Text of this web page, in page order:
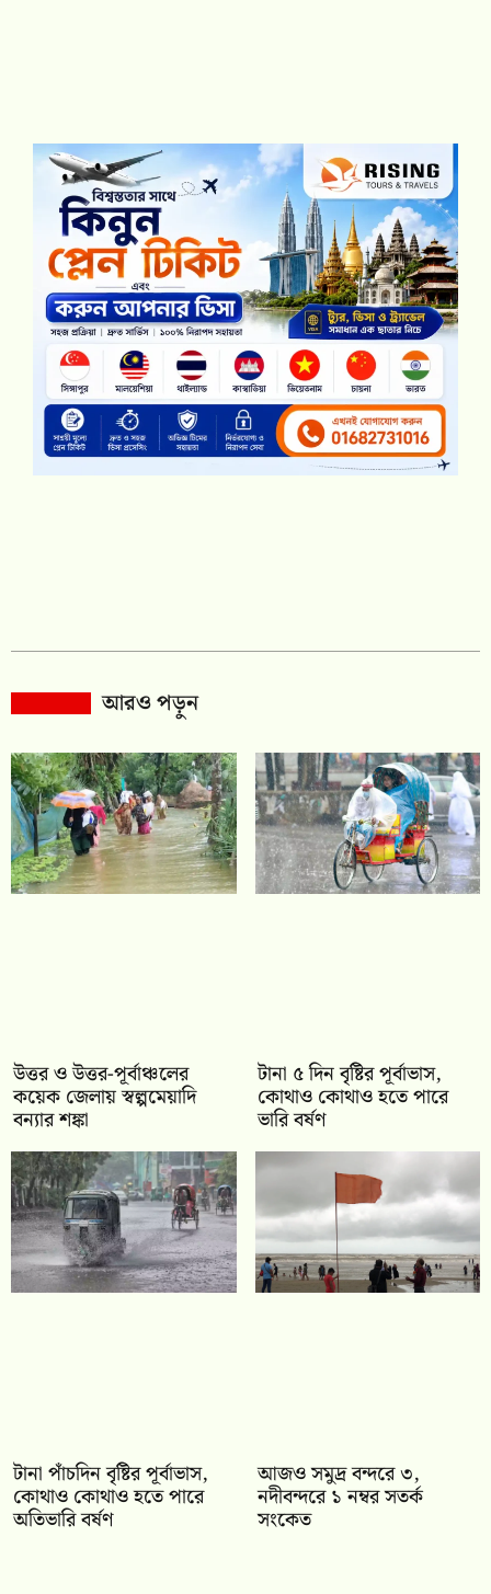
আরও পড়ুন
উত্তর ও উত্তর-পূর্বাঞ্চলের
কয়েক জেলায় স্বল্পমেয়াদি
বন্যার শঙ্কা
টানা ৫ দিন বৃষ্টির পূর্বাভাস,
কোথাও কোথাও হতে পারে
ভারি বর্ষণ
টানা পাঁচদিন বৃষ্টির পূর্বাভাস,
কোথাও কোথাও হতে পারে
অতিভারি বর্ষণ
আজও সমুদ্র বন্দরে ৩,
নদীবন্দরে ১ নম্বর সতর্ক
সংকেত